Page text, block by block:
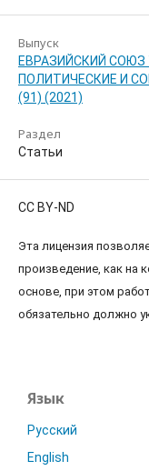
Выпуск
ЕВРАЗИЙСКИЙ СОЮЗ
ПОЛИТИЧЕСКИЕ И
(91) (2021)
Раздел
Статьи
CC BY-ND
Эта лицензия
произведение, как на
основе, при этом
обязательно должно
Язык
Русский
English